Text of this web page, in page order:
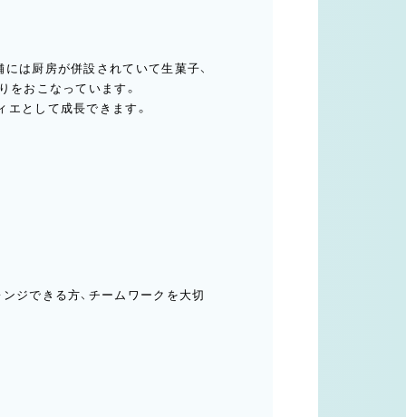
は厨房が併設されていて生菓子、
をおこなっています。
として成長できます。
ジできる方、チームワークを大切